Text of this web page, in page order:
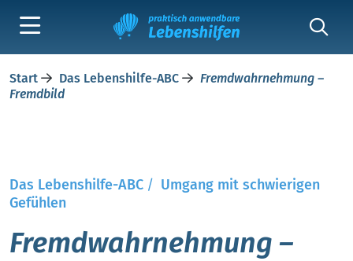
Start Das Lebenshilfe-ABC
Fremdwahrnehmung –
Fremdbild
Das Lebenshilfe-ABC / Umgang mit schwierigen
Gefühlen
Fremdwahrnehmung –